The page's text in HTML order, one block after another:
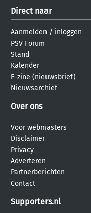
Direct naar
Aanmelden / inloggen
PSV Forum
Stand
Kalender
E-zine (nieuwsbrief)
Nieuwsarchief
Over ons
Voor webmasters
Disclaimer
Privacy
Adverteren
Partnerberichten
Contact
Supporters.nl